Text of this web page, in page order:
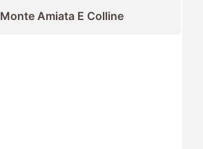
Monte Amiata E Colline